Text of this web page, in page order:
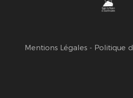
Mentions Légales - Politique